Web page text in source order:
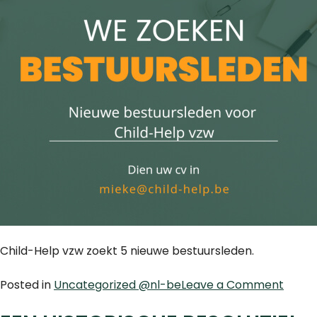
Child-Help vzw zoekt 5 nieuwe bestuursleden.
Posted in Uncategorized @nl-beLeave a Comment